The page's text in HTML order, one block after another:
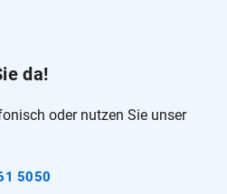
da!
oder nutzen Sie unser
5050